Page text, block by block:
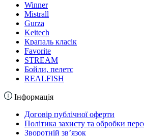
Winner
Mistrall
Gurza
Keitech
Крапаль класік
Favorite
STREAM
Бойли, пелетс
REALFISH
Інформація
Договір публічної оферти
Політика захисту та обробки
Зворотній зв’язок